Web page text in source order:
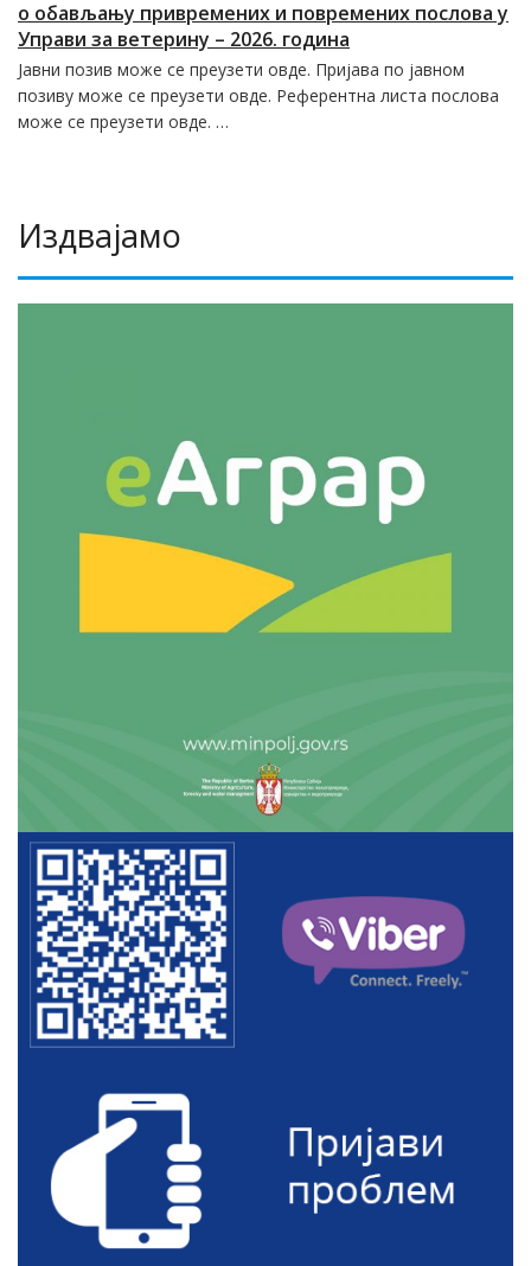
о обављању привремених и повремених послова у
Управи за ветерину – 2026. година
Јавни позив може се преузети овде. Пријава по јавном
позиву може се преузети овде. Референтна листа послова
може се преузети овде. …
Издвајамо